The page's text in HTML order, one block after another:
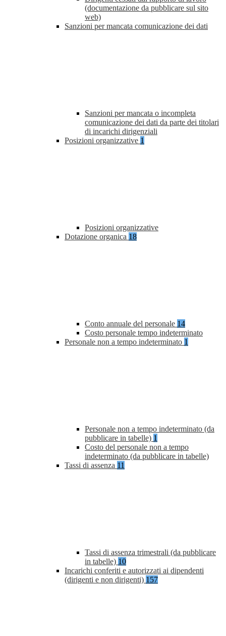
(documentazione da pubblicare sul sito
web)
Sanzioni per mancata comunicazione dei dati
Sanzioni per mancata o incompleta
comunicazione dei dati da parte dei titolari
di incarichi dirigenziali
Posizioni organizzative 1
Posizioni organizzative
Dotazione organica 18
Conto annuale del personale 14
Costo personale tempo indeterminato
Personale non a tempo indeterminato 1
Personale non a tempo indeterminato (da
pubblicare in tabelle) 1
Costo del personale non a tempo
indeterminato (da pubblicare in tabelle)
Tassi di assenza 11
Tassi di assenza trimestrali (da pubblicare
in tabelle) 10
Incarichi conferiti e autorizzati ai dipendenti
(dirigenti e non dirigenti) 157